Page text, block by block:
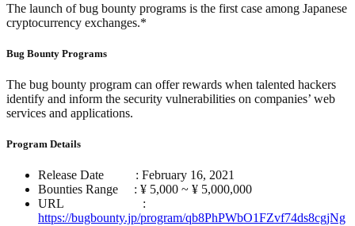
The launch of bug bounty programs is the first case among Japanese
cryptocurrency exchanges.*
Bug Bounty Programs
The bug bounty program can offer rewards when talented hackers
identify and inform the security vulnerabilities on companies’ web
services and applications.
Program Details
Release Date : February 16, 2021
Bounties Range : ¥ 5,000 ~ ¥ 5,000,000
URL :
https://bugbounty.jp/program/qb8PhPWbO1FZvf74ds8cgjNg